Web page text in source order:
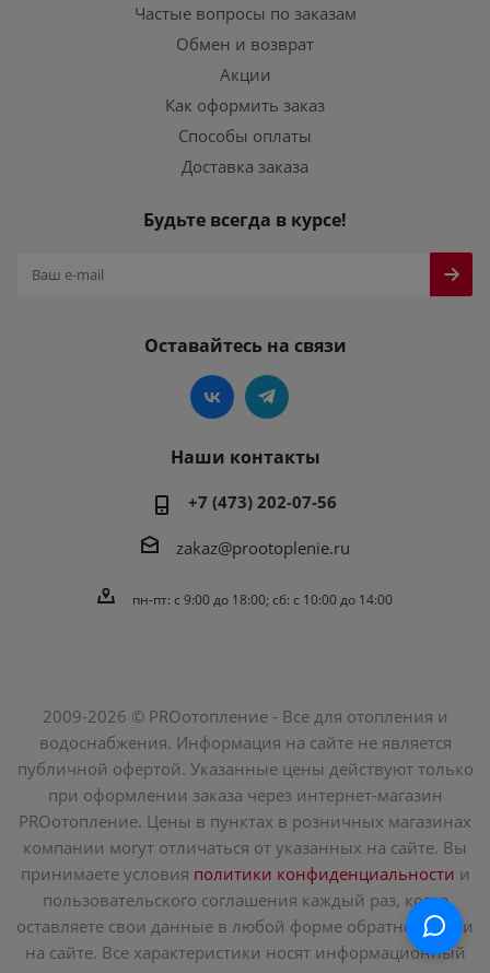
Частые вопросы по заказам
Обмен и возврат
Акции
Как оформить заказ
Способы оплаты
Доставка заказа
Будьте всегда в курсе!
Оставайтесь на связи
Наши контакты
+7 (473) 202-07-56
zakaz@prootoplenie.ru
пн-пт: c 9:00 до 18:00; сб: с 10:00 до 14:00
2009-2026 © PROотопление - Все для отопления и
водоснабжения. Информация на сайте не является
публичной офертой. Указанные цены действуют только
при оформлении заказа через интернет-магазин
PROотопление. Цены в пунктах в розничных магазинах
компании могут отличаться от указанных на сайте. Вы
принимаете условия политики конфиденциальности и
пользовательского соглашения каждый раз, когда
оставляете свои данные в любой форме обратной связи
на сайте. Все характеристики носят информационный